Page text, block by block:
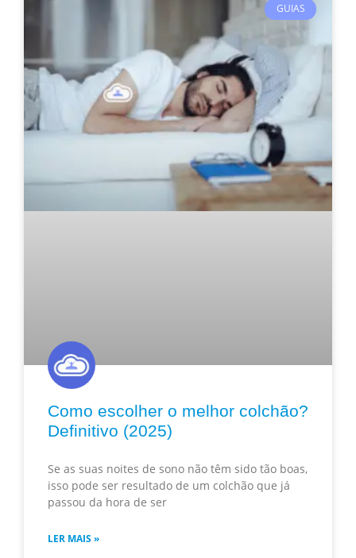
GUIAS
Como escolher o melhor colchão?
Definitivo (2025)
Se as suas noites de sono não têm sido tão boas,
isso pode ser resultado de um colchão que já
passou da hora de ser
LER MAIS »